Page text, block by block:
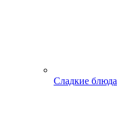
Сладкие блюда